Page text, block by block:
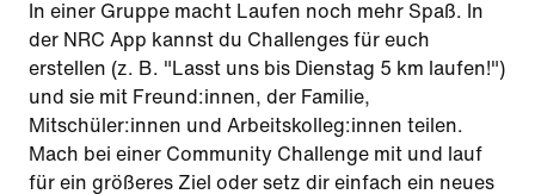
In einer Gruppe macht Laufen noch mehr Spaß. In
der NRC App kannst du Challenges für euch
erstellen (z. B. "Lasst uns bis Dienstag 5 km laufen!")
und sie mit Freund:innen, der Familie,
Mitschüler:innen und Arbeitskolleg:innen teilen.
Mach bei einer Community Challenge mit und lauf
für ein größeres Ziel oder setz dir einfach ein neues